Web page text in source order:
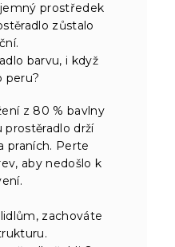
prostředek
zůstalo
barvu, i když
peru?
z 80 % bavlny
prostěradlo drží
praních. Perte
aby nedošlo k
zachováte